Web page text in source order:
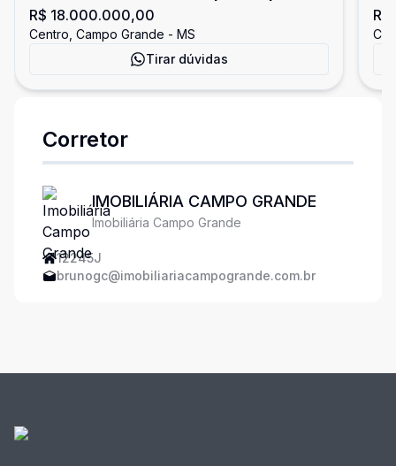
hospitais e clinicas médicas
R$ 18.000.000,00
Centro, Campo Grande - MS
Tirar dúvidas
Corretor
IMOBILIÁRIA CAMPO GRANDE
Imobiliária Campo Grande
12245J
brunogc@imobiliariacampogrande.com.br